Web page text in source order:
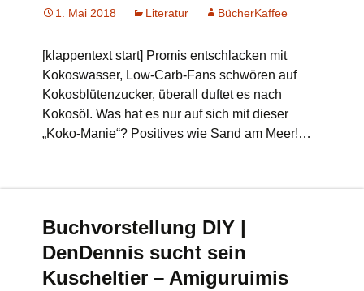
1. Mai 2018 Literatur BücherKaffee
[klappentext start] Promis entschlacken mit
Kokoswasser, Low-Carb-Fans schwören auf
Kokosblütenzucker, überall duftet es nach
Kokosöl. Was hat es nur auf sich mit dieser
„Koko-Manie“? Positives wie Sand am Meer!…
Buchvorstellung DIY |
DenDennis sucht sein
Kuscheltier – Amiguruimis